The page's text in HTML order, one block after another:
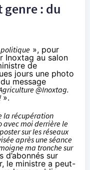
genre : du
», pour
Inoxtag au salon
de
jours une photo
message
@Inoxtag.
».
la récupération
avec moi derrière le
sur les réseaux
après une séance
ma tronche sur
d’abonnés sur
le ministre a peut-